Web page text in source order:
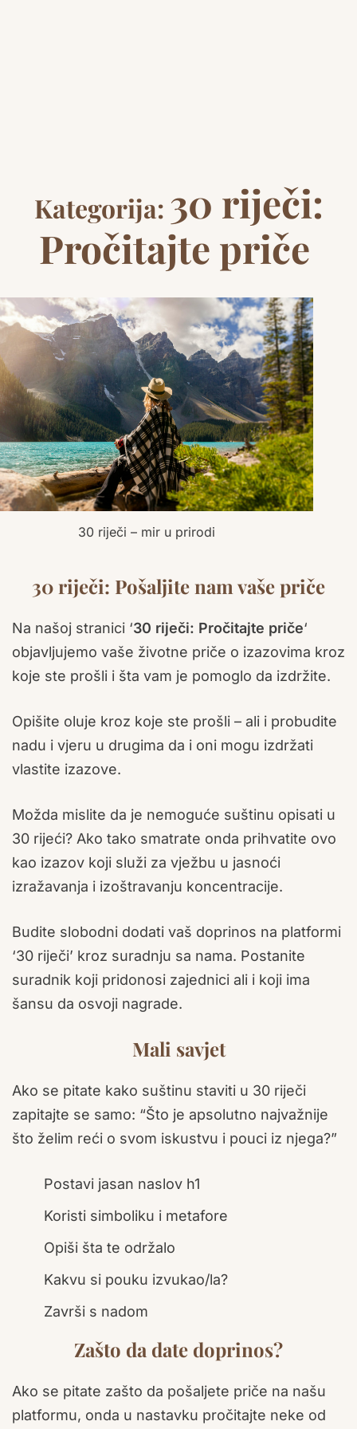
Kategorija: 30 riječi:
Pročitajte priče
30 riječi – mir u prirodi
30 riječi: Pošaljite nam vaše priče
Na našoj stranici ‘30 riječi: Pročitajte priče‘
objavljujemo vaše životne priče o izazovima kroz
koje ste prošli i šta vam je pomoglo da izdržite.
Opišite oluje kroz koje ste prošli – ali i probudite
nadu i vjeru u drugima da i oni mogu izdržati
vlastite izazove.
Možda mislite da je nemoguće suštinu opisati u
30 rijeći? Ako tako smatrate onda prihvatite ovo
kao izazov koji služi za vježbu u jasnoći
izražavanja i izoštravanju koncentracije.
Budite slobodni dodati vaš doprinos na platformi
‘30 riječi’ kroz suradnju sa nama. Postanite
suradnik koji pridonosi zajednici ali i koji ima
šansu da osvoji nagrade.
Mali savjet
Ako se pitate kako suštinu staviti u 30 riječi
zapitajte se samo: “Što je apsolutno najvažnije
što želim reći o svom iskustvu i pouci iz njega?”
Postavi jasan naslov h1
Koristi simboliku i metafore
Opiši šta te održalo
Kakvu si pouku izvukao/la?
Završi s nadom
Zašto da date doprinos?
Ako se pitate zašto da pošaljete priče na našu
platformu, onda u nastavku pročitajte neke od